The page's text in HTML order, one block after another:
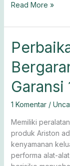
Read More »
Garansi
1 Komentar /
Memiliki
produk Ariston
kenyamanan
performa alat-
Perbaikan
Ariston
Bergaransi!
Ahli,
100%!